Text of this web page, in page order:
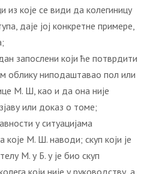
из које се види да колегиницу
даје јој конкретне примере,
запослени који ће потврдити
облику ниподаштавао пол или
М. Ш, као и да она није
или доказ о томе;
у ситуацијама
које М. Ш. наводи; скуп који је
М. у Б. у је био скуп
који није у руководству, а